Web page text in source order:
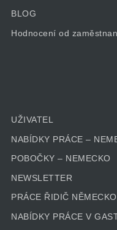
BLOG
Hodnocení od
UŽIVATEL
NABÍDKY PRÁCE –
POBOČKY – NEMECKO
NEWSLETTER
PRÁCE ŘIDIČ NĚMECKO
NABÍDKY PRÁCE V